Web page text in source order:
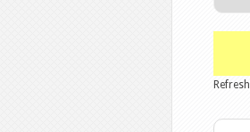
Refresh